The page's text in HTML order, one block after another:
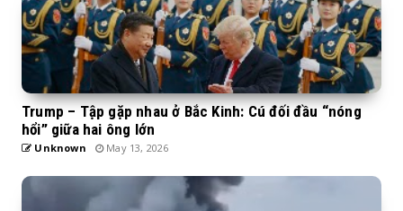
Trump – Tập gặp nhau ở Bắc Kinh: Cú đối đầu “nóng
hổi” giữa hai ông lớn
Unknown May 13, 2026